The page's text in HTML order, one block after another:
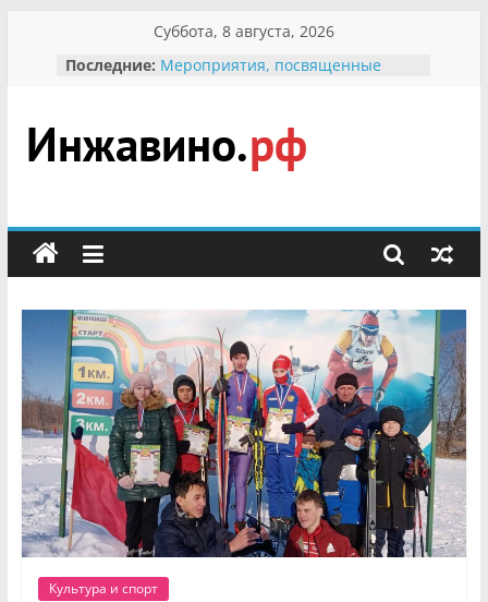
содержимому
Суббота, 8 августа, 2026
Последние: Мероприятия, посвященные
гражданин Инжавинского округа»
участнице Великой
Отечественной, фронтовичке
Безопасность в сети Интернет
мероприятии «Сохраним
первоцветы!»
В вольере Воронинского
заповедника родились крапчатые
суслики
Инжавино.рф
сельский
портал
Культура и спорт